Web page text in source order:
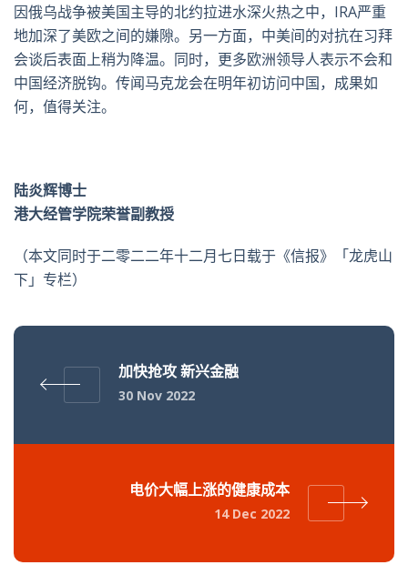
因俄乌战争被美国主导的北约拉进水深火热之中，IRA严重
地加深了美欧之间的嫌隙。另一方面，中美间的对抗在习拜
会谈后表面上稍为降温。同时，更多欧洲领导人表示不会和
中国经济脱钩。传闻马克龙会在明年初访问中国，成果如
何，值得关注。
陆炎辉博士
港大经管学院荣誉副教授
（本文同时于二零二二年十二月七日载于《信报》「龙虎山
下」专栏）
加快抢攻 新兴金融
30 Nov 2022
电价大幅上涨的健康成本
14 Dec 2022